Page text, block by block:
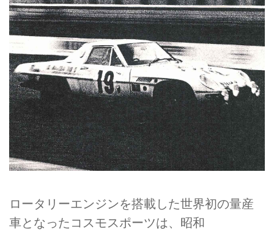
ロータリーエンジンを搭載した世界初の量産
車となったコスモスポーツは、昭和